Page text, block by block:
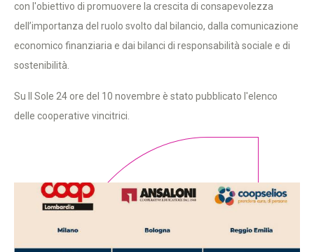
con l'obiettivo di promuovere la crescita di consapevolezza
dell’importanza del ruolo svolto dal bilancio, dalla comunicazione
economico finanziaria e dai bilanci di responsabilità sociale e di
sostenibilità.
Su Il Sole 24 ore del 10 novembre è stato pubblicato l'elenco
delle cooperative vincitrici.